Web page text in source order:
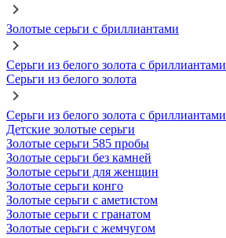
Золотые серьги с бриллиантами
Серьги из белого золота с бриллиантами
Серьги из белого золота
Серьги из белого золота с бриллиантами
Детские золотые серьги
Золотые серьги 585 пробы
Золотые серьги без камней
Золотые серьги для женщин
Золотые серьги конго
Золотые серьги с аметистом
Золотые серьги с гранатом
Золотые серьги с жемчугом